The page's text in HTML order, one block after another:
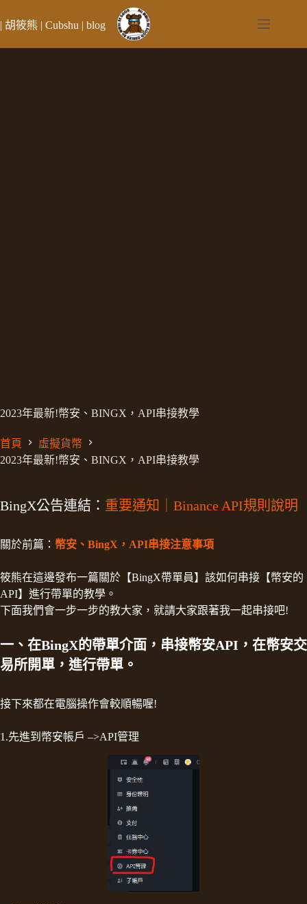
至
| 胡筱熊 | Cubshu | blog
2023年最新!幣安、BINGX，API串接教學
首頁
虛擬貨幣
2023年最新!幣安、BINGX，API串接教學
BingX公告連結： 重要通知｜Binance API規則說明
關於前篇： 幣安、BingX，API串接注意事項
筱熊在這邊發布一篇關於【BingX帶單員】該如何串接【幣安的
API】進行帶單的教學。
下面我們會一步一步的教大家，就請大家跟著我一起串接吧!
一、在BingX的帶單介面，串接幣安API，在幣安交
易所開單，進行帶單。
接下來都在電腦操作會較順暢喔!
1.先進到幣安帳戶 –>API管理